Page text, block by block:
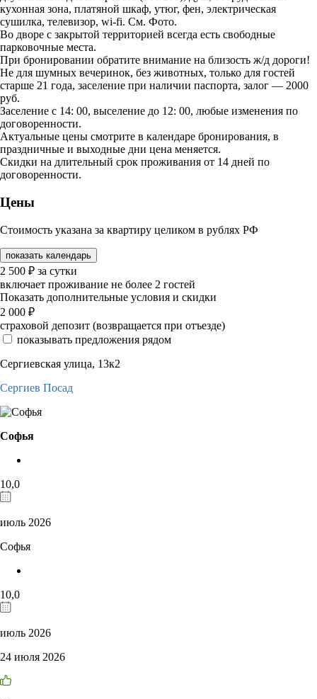
кухонная зона, платяной шкаф, утюг, фен, электрическая
сушилка, телевизор, wi-fi. См. Фото.
Во дворе с закрытой территорией всегда есть свободные
парковочные места.
При бронировании обратите внимание на близость ж/д дороги!
Не для шумных вечеринок, без животных, только для гостей
старше 21 года, заселение при наличии паспорта, залог — 2000
руб.
Заселение с 14: 00, выселение до 12: 00, любые изменения по
договоренности.
Актуальные цены смотрите в календаре бронирования, в
праздничные и выходные дни цена меняется.
Скидки на длительный срок проживания от 14 дней по
договоренности.
Цены
Стоимость указана за квартиру целиком в рублях РФ
показать календарь
2 500 ₽ за сутки
включает проживание не более 2 гостей
Показать дополнительные условия и скидки
2 000 ₽
страховой депозит (возвращается при отъезде)
показывать предложения рядом
Сергиевская улица, 13к2
Сергиев Посад
Софья
10,0
июль 2026
Софья
10,0
июль 2026
24 июля 2026